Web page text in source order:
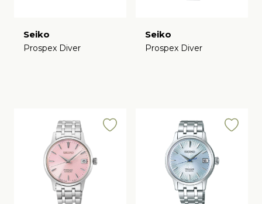
Seiko
Prospex Diver
Seiko
Prospex Diver